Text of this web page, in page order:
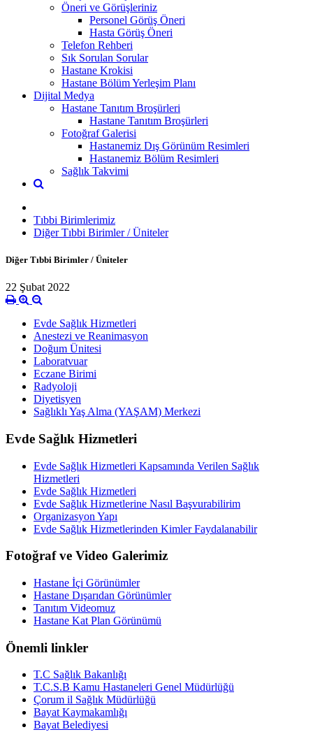
Öneri ve Görüşleriniz
Personel Görüş Öneri
Hasta Görüş Öneri
Telefon Rehberi
Sık Sorulan Sorular
Hastane Krokisi
Hastane Bölüm Yerleşim Planı
Dijital Medya
Hastane Tanıtım Broşürleri
Hastane Tanıtım Broşürleri
Fotoğraf Galerisi
Hastanemiz Dış Görünüm Resimleri
Hastanemiz Bölüm Resimleri
Sağlık Takvimi
Tıbbi Birimlerimiz
Diğer Tıbbi Birimler / Üniteler
Diğer Tıbbi Birimler / Üniteler
22 Şubat 2022
Evde Sağlık Hizmetleri
Anestezi ve Reanimasyon
Doğum Ünitesi
Laboratvuar
Eczane Birimi
Radyoloji
Diyetisyen
Sağlıklı Yaş Alma (YAŞAM) Merkezi
Evde Sağlık Hizmetleri
Evde Sağlık Hizmetleri Kapsamında Verilen Sağlık
Hizmetleri
Evde Sağlık Hizmetleri
Evde Sağlık Hizmetlerine Nasıl Başvurabilirim
Organizasyon Yapı
Evde Sağlık Hizmetlerinden Kimler Faydalanabilir
Fotoğraf ve Video Galerimiz
Hastane İçi Görünümler
Hastane Dışarıdan Görünümler
Tanıtım Videomuz
Hastane Kat Plan Görünümü
Önemli linkler
T.C Sağlık Bakanlığı
T.C.S.B Kamu Hastaneleri Genel Müdürlüğü
Çorum il Sağlık Müdürlüğü
Bayat Kaymakamlığı
Bayat Belediyesi